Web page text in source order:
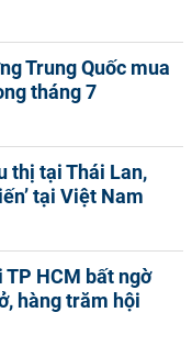
Trung Quốc mua
tháng 7
thị tại Thái Lan,
tại Việt Nam
HCM bất ngờ
hàng trăm hội